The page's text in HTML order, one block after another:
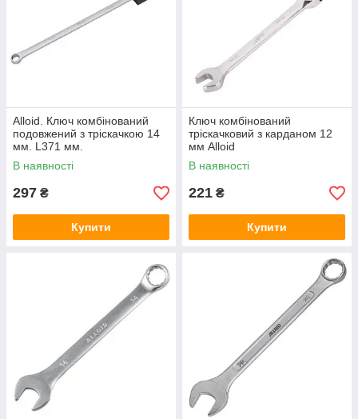
Alloid. Ключ комбінований
подовжений з тріскачкою 14
мм. L371 мм.
В наявності
297 ₴
Купити
Ключ комбінований
тріскачковий з карданом 12
мм Alloid
В наявності
221 ₴
Купити